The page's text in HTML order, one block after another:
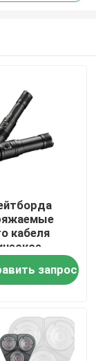
кабеля
600 OEM
запрос